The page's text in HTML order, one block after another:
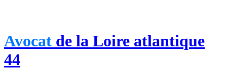
Avocat de la Loire atlantique
44